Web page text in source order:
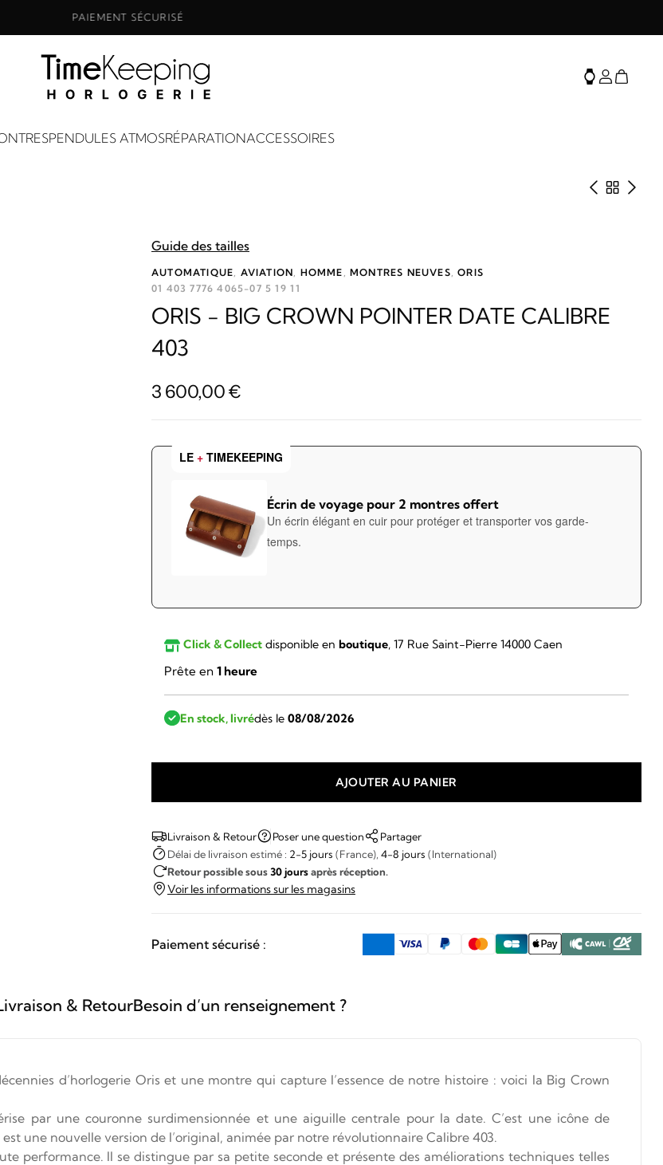
PAIEMENT SÉCURISÉ
PENDULES ATMOSRÉPARATIONACCESSOIRES
Produit
Guide des tailles
AUTOMATIQUE AVIATION HOMME ,MONTRES NEUVES ,ORIS
01 403 7776 4065-07 5 19 11
ORIS - BIG CROWN POINTER DATE CALIBRE
403
3 600,00€
LE + TIMEKEEPING
Écrin de voyage pour 2 montres offert
Un écrin élégant en cuir pour protéger et transporter vos garde-
temps.
Click & Collect disponible en boutique, 17 Rue Saint-Pierre 14000 Caen
Prête en 1 heure
En stock, livrédès le 08/08/2026
Oris
-
Big
Crown
Date
AJOUTER AU PANIER
Livraison & Retour Poser une question
Partager
Délai de livraison estimé : 2-5 jours (France), 4-8 jours (International)
Retour possible sous30 joursaprès réception.
Voir les informations sur les magasins
Paiement sécurisé :
& RetourBesoin d’un renseignement ?
d’horlogerie Oris et une montre qui capture l’essence de notre histoire : voici la Big Crown
par une couronne surdimensionnée et une aiguille centrale pour la date. C’est une icône de
une nouvelle version de l’original, animée par notre révolutionnaire Calibre 403.
performance. Il se distingue par sa petite seconde et présente des améliorations techniques telles